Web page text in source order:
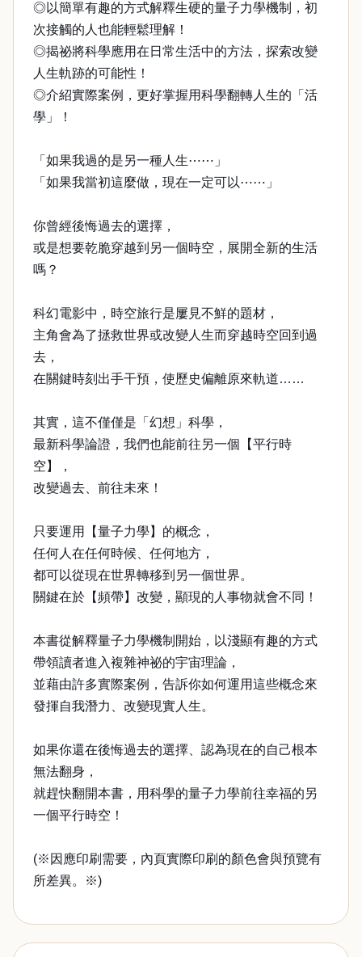
◎以簡單有趣的方式解釋生硬的量子力學機制，初
次接觸的人也能輕鬆理解！
◎揭祕將科學應用在日常生活中的方法，探索改變
人生軌跡的可能性！
◎介紹實際案例，更好掌握用科學翻轉人生的「活
學」！
「如果我過的是另一種人生⋯⋯」
「如果我當初這麼做，現在一定可以⋯⋯」
你曾經後悔過去的選擇，
或是想要乾脆穿越到另一個時空，展開全新的生活
嗎？
科幻電影中，時空旅行是屢見不鮮的題材，
主角會為了拯救世界或改變人生而穿越時空回到過
去，
在關鍵時刻出手干預，使歷史偏離原來軌道……
其實，這不僅僅是「幻想」科學，
最新科學論證，我們也能前往另一個【平行時
空】，
改變過去、前往未來！
只要運用【量子力學】的概念，
任何人在任何時候、任何地方，
都可以從現在世界轉移到另一個世界。
關鍵在於【頻帶】改變，顯現的人事物就會不同！
本書從解釋量子力學機制開始，以淺顯有趣的方式
帶領讀者進入複雜神祕的宇宙理論，
並藉由許多實際案例，告訴你如何運用這些概念來
發揮自我潛力、改變現實人生。
如果你還在後悔過去的選擇、認為現在的自己根本
無法翻身，
就趕快翻開本書，用科學的量子力學前往幸福的另
一個平行時空！
(※因應印刷需要，內頁實際印刷的顏色會與預覽有
所差異。※)